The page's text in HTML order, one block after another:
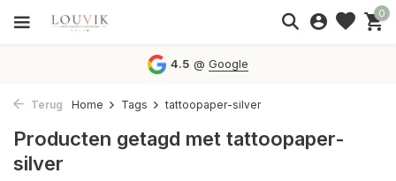
0
4.5 @Google
Terug Home Tags tattoopaper-silver
Producten getagd met tattoopaper-
silver